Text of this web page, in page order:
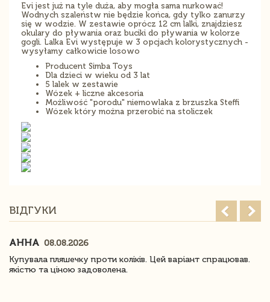
Evi jest już na tyle duża, aby mogła sama nurkować!
Wodnych szaleństw nie będzie końca, gdy tylko zanurzy
się w wodzie. W zestawie oprócz 12 cm lalki, znajdziesz
okulary do pływania oraz buciki do pływania w kolorze
gogli. Lalka Evi występuje w 3 opcjach kolorystycznych -
wysyłamy całkowicie losowo
Producent Simba Toys
Dla dzieci w wieku od 3 lat
5 lalek w zestawie
Wózek + liczne akcesoria
Możliwość "porodu" niemowlaka z brzuszka Steffi
Wózek który można przerobić na stoliczek
ВІДГУКИ
АННА 08.08.2026
Купувала пляшечку проти коліків. Цей варіант спрацював.
якістю та ціною задоволена.